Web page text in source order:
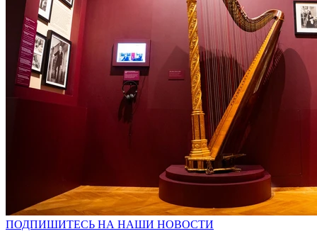
ПОДПИШИТЕСЬ НА НАШИ НОВОСТИ